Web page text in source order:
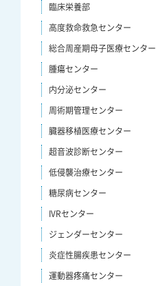
臨床栄養部
高度救命救急センター
総合周産期母子医療センター
腫瘍センター
内分泌センター
周術期管理センター
臓器移植医療センター
超音波診断センター
低侵襲治療センター
糖尿病センター
IVRセンター
ジェンダーセンター
炎症性腸疾患センター
運動器疼痛センター